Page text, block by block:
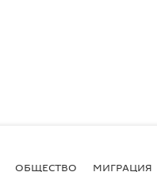
ОБЩЕСТВО МИГРАЦИЯ